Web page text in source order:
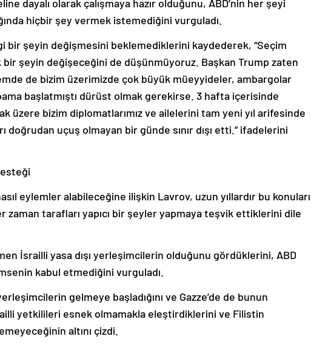
dayalı olarak çalışmaya hazır olduğunu, ABD’nin her şeyi
hiçbir şey vermek istemediğini vurguladı.
bir şeyin değişmesini beklemediklerini kaydederek, “Seçim
bir şeyin değişeceğini de düşünmüyoruz. Başkan Trump zaten
de bizim üzerimizde çok büyük müeyyideler, ambargolar
başlatmıştı dürüst olmak gerekirse. 3 hafta içerisinde
üzere bizim diplomatlarımız ve ailelerini tam yeni yıl arifesinde
doğrudan uçuş olmayan bir günde sınır dışı etti.” ifadelerini
eylemler alabileceğine ilişkin Lavrov, uzun yıllardır bu konuları
zaman tarafları yapıcı bir şeyler yapmaya teşvik ettiklerini dile
İsrailli yasa dışı yerleşimcilerin olduğunu gördüklerini, ABD
kabul etmediğini vurguladı.
gelmeye başladığını ve Gazze’de de bunun
yetkilileri esnek olmamakla eleştirdiklerini ve Filistin
altını çizdi.